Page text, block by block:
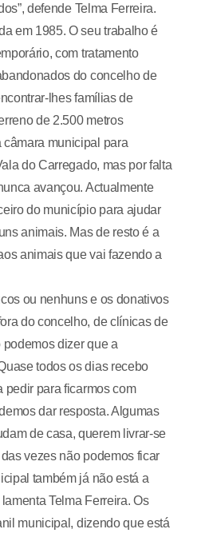
defende Telma Ferreira.
em 1985. O seu trabalho é
com tratamento
do concelho de
lhes famílias de
de 2.500 metros
municipal para
do Carregado, mas por falta
avançou. Actualmente
do município para ajudar
animais. Mas de resto é a
animais que vai fazendo a
ou nenhuns e os donativos
do concelho, de clínicas de
podemos dizer que a
todos os dias recebo
pedir para ficarmos com
dar resposta. Algumas
de casa, querem livrar-se
vezes não podemos ficar
também já não está a
Telma Ferreira. Os
municipal, dizendo que está